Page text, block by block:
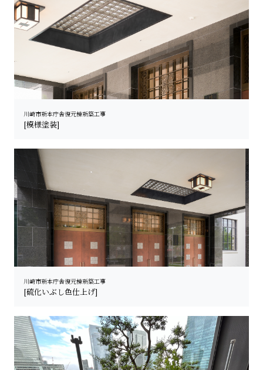
川崎市新本庁舎復元棟新築工事
[模様塗装]
川崎市新本庁舎復元棟新築工事
[硫化いぶし色仕上げ]